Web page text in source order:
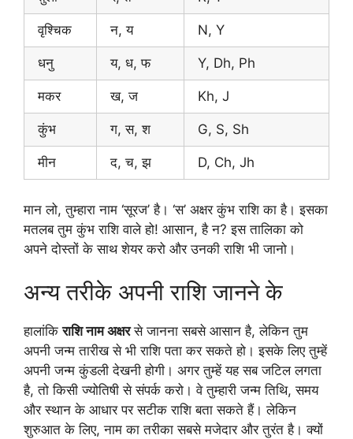
वृश्चिक न, य N, Y
धनु य, ध, फ Y, Dh, Ph
मकर ख, ज Kh, J
कुंभ ग, स, श G, S, Sh
मीन द, च, झ D, Ch, Jh
मान लो, तुम्हारा नाम ‘सूरज’ है। ‘स’ अक्षर कुंभ राशि का है। इसका
मतलब तुम कुंभ राशि वाले हो! आसान, है न? इस तालिका को
अपने दोस्तों के साथ शेयर करो और उनकी राशि भी जानो।
अन्य तरीके अपनी राशि जानने के
हालांकिराशि नाम अक्षरसे जानना सबसे आसान है, लेकिन तुम
अपनी जन्म तारीख से भी राशि पता कर सकते हो। इसके लिए तुम्हें
अपनी जन्म कुंडली देखनी होगी। अगर तुम्हें यह सब जटिल लगता
है, तो किसी ज्योतिषी से संपर्क करो। वे तुम्हारी जन्म तिथि, समय
और स्थान के आधार पर सटीक राशि बता सकते हैं। लेकिन
शुरुआत के लिए, नाम का तरीका सबसे मजेदार और तुरंत है। क्यों